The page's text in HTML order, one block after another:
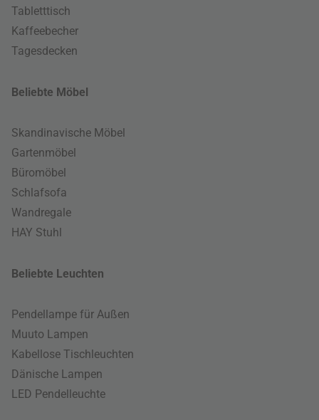
Tabletttisch
Kaffeebecher
Tagesdecken
Beliebte Möbel
Skandinavische Möbel
Gartenmöbel
Büromöbel
Schlafsofa
Wandregale
HAY Stuhl
Beliebte Leuchten
Pendellampe für Außen
Muuto Lampen
Kabellose Tischleuchten
Dänische Lampen
LED Pendelleuchte